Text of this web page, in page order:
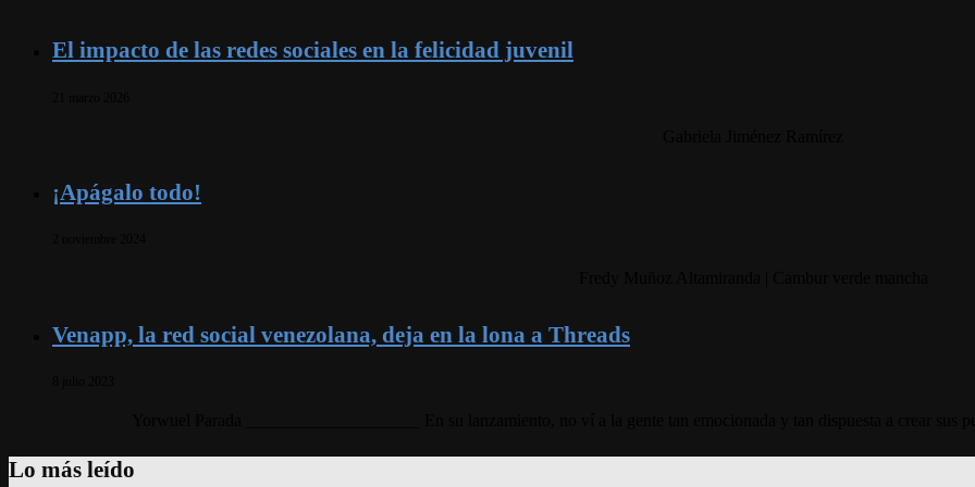
El impacto de las redes sociales en la felicidad juvenil
¡Apágalo todo!
Venapp, la red social venezolana, deja en la lona a Threads
Lo más leído